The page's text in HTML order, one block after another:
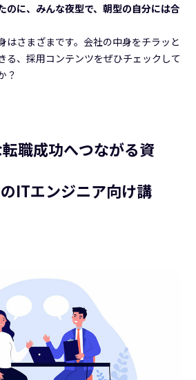
のに、みんな夜型で、朝型の自分には合
はさまざまです。会社の中身をチラッと
る、採用コンテンツをぜひチェックして
？
職成功へつながる資
ITエンジニア向け講